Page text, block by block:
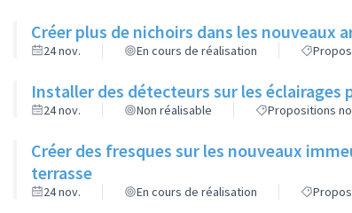
Créer plus de nichoirs dans les
24 nov. En cours de réalisation
Installer des détecteurs sur les
24 nov. Non réalisable Propositions
Créer des fresques sur les nouveaux
terrasse
24 nov. En cours de réalisation